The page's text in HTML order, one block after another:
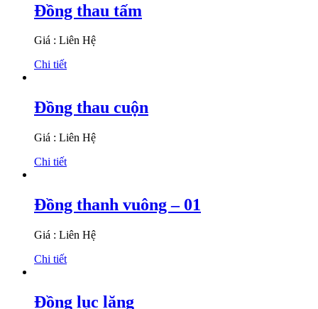
Đồng thau tấm
Giá : Liên Hệ
Chi tiết
Đồng thau cuộn
Giá : Liên Hệ
Chi tiết
Đồng thanh vuông – 01
Giá : Liên Hệ
Chi tiết
Đồng lục lăng